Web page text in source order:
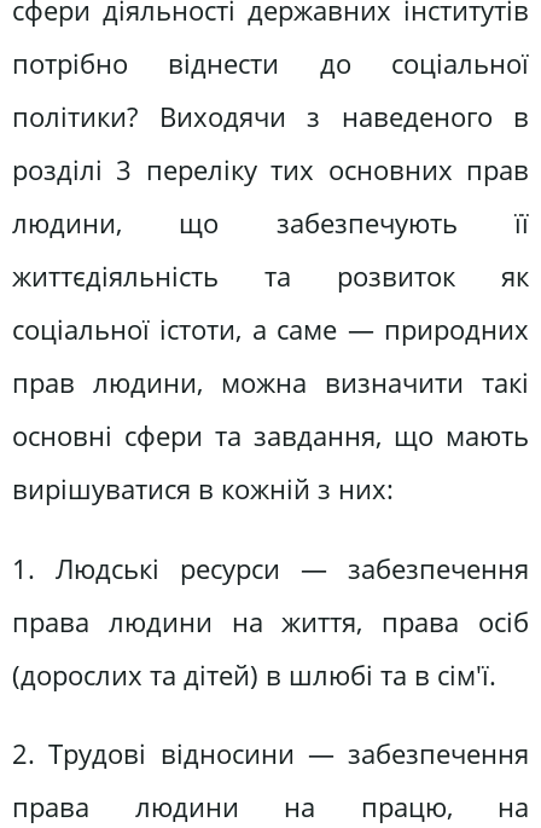
сфери діяльності державних інститутів
потрібно віднести до соціальної
політики? Виходячи з наведеного в
розділі 3 переліку тих основних прав
людини, що забезпечують її
життєдіяльність та розвиток як
соціальної істоти, а саме — природних
прав людини, можна визначити такі
основні сфери та завдання, що мають
вирішуватися в кожній з них:
1. Людські ресурси — забезпечення
права людини на життя, права осіб
(дорослих та дітей) в шлюбі та в сім'ї.
2. Трудові відносини — забезпечення
права людини на працю, на